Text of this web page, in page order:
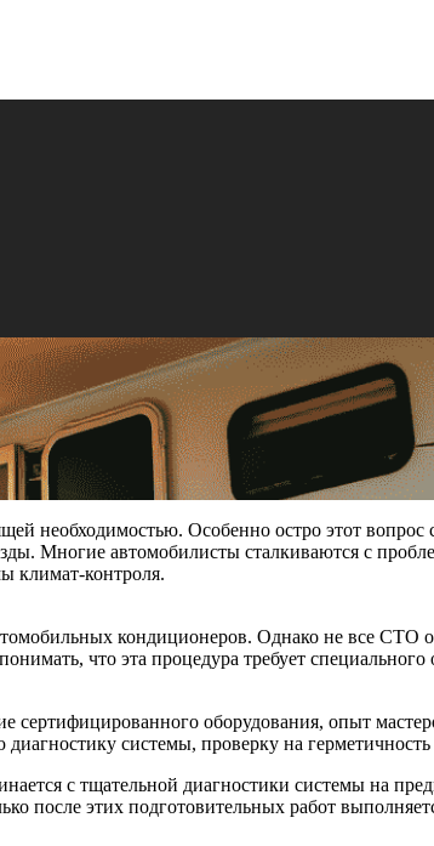
необходимостью. Особенно остро этот вопрос
Многие автомобилисты сталкиваются с
климат-контроля.
кондиционеров. Однако не все СТО
что эта процедура требует специального
оборудования, опыт
системы, проверку на
с тщательной диагностики системы на
после этих подготовительных работ